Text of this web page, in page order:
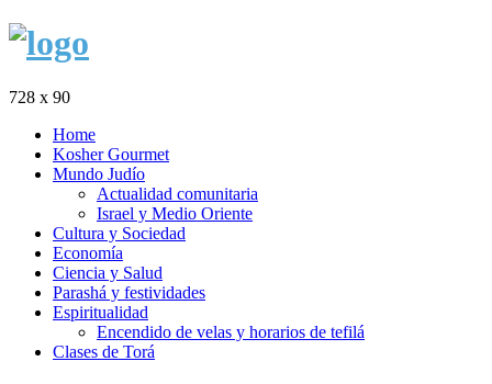
728 x 90
Home
Kosher Gourmet
Mundo Judío
Actualidad comunitaria
Israel y Medio Oriente
Cultura y Sociedad
Economía
Ciencia y Salud
Parashá y festividades
Espiritualidad
Encendido de velas y horarios de tefilá
Clases de Torá